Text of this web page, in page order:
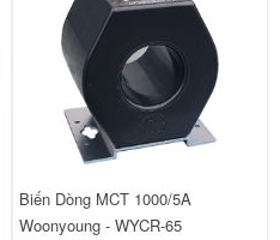
Biến Dòng MCT 1000/5A
Woonyoung - WYCR-65